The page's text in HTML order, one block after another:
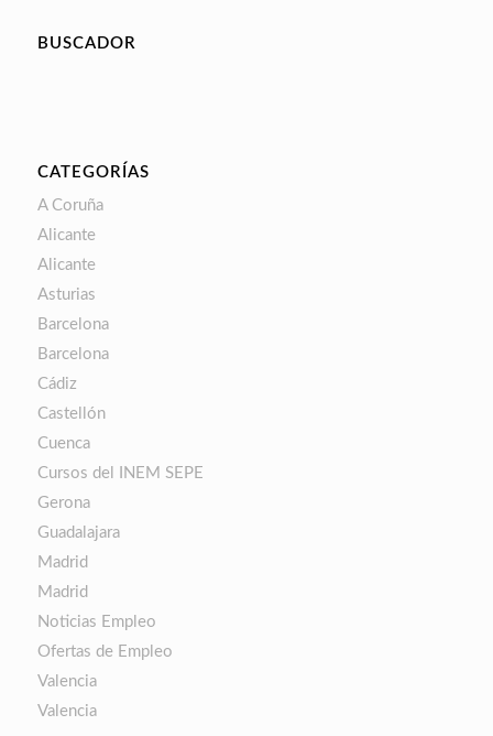
BUSCADOR
CATEGORÍAS
A Coruña
Alicante
Alicante
Asturias
Barcelona
Barcelona
Cádiz
Castellón
Cuenca
Cursos del INEM SEPE
Gerona
Guadalajara
Madrid
Madrid
Noticias Empleo
Ofertas de Empleo
Valencia
Valencia